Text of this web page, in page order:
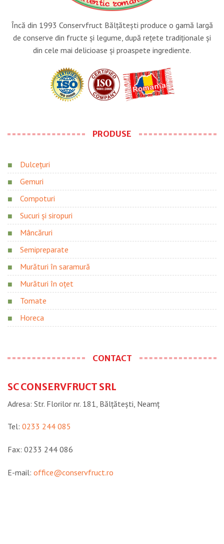
Încă din 1993 Conservfruct Bălţăteşti produce o gamă largă
de conserve din fructe şi legume, după reţete tradiţionale şi
din cele mai delicioase şi proaspete ingrediente.
PRODUSE
Dulcețuri
Gemuri
Compoturi
Sucuri și siropuri
Mâncăruri
Semipreparate
Murături în saramură
Murături în oțet
Tomate
Horeca
CONTACT
SC CONSERVFRUCT SRL
Adresa: Str. Florilor nr. 181, Bălțătești, Neamţ
Tel: 0233 244 085
Fax: 0233 244 086
E-mail: office@conservfruct.ro